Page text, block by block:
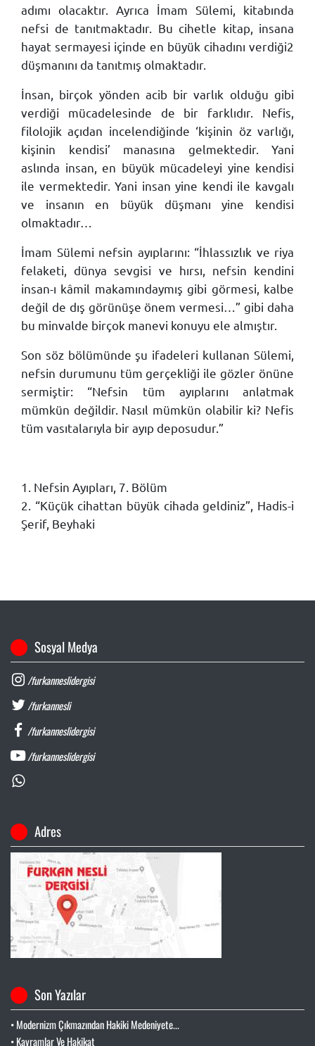
adımı olacaktır. Ayrıca İmam Sülemi, kitabında
nefsi de tanıtmaktadır. Bu cihetle kitap, insana
hayat sermayesi içinde en büyük cihadını verdiği2
düşmanını da tanıtmış olmaktadır.
İnsan, birçok yönden acib bir varlık olduğu gibi
verdiği mücadelesinde de bir farklıdır. Nefis,
filolojik açıdan incelendiğinde ‘kişinin öz varlığı,
kişinin kendisi’ manasına gelmektedir. Yani
aslında insan, en büyük mücadeleyi yine kendisi
ile vermektedir. Yani insan yine kendi ile kavgalı
ve insanın en büyük düşmanı yine kendisi
olmaktadır…
İmam Sülemi nefsin ayıplarını: “İhlassızlık ve riya
felaketi, dünya sevgisi ve hırsı, nefsin kendini
insan-ı kâmil makamındaymış gibi görmesi, kalbe
değil de dış görünüşe önem vermesi…” gibi daha
bu minvalde birçok manevi konuyu ele almıştır.
Son söz bölümünde şu ifadeleri kullanan Sülemi,
nefsin durumunu tüm gerçekliği ile gözler önüne
sermiştir: “Nefsin tüm ayıplarını anlatmak
mümkün değildir. Nasıl mümkün olabilir ki? Nefis
tüm vasıtalarıyla bir ayıp deposudur.”
1. Nefsin Ayıpları, 7. Bölüm
2. “Küçük cihattan büyük cihada geldiniz”, Hadis-i
Şerif, Beyhaki
Sosyal Medya
/furkanneslidergisi
/furkannesli
/furkanneslidergisi
/furkanneslidergisi
Adres
Son Yazılar
• Modernizm Çıkmazından Hakiki Medeniyete...
• Kavramlar Ve Hakikat